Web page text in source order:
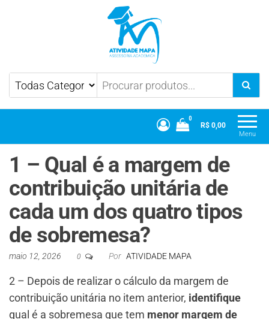
Atividade Mapa Mapa UniCesumar
Menu
0
R$ 0,00
1 – Qual é a margem de
contribuição unitária de
cada um dos quatro tipos
de sobremesa?
maio 12, 2026 0 Por ATIVIDADE MAPA
2 – Depois de realizar o cálculo da margem de
contribuição unitária no item anterior, identifique
qual é a sobremesa que tem menor margem de